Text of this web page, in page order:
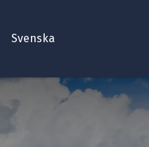
Svenska